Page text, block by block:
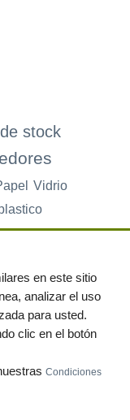
stock
Vidrio
-Política de privacidad|
|Preguntas frecuentes
en este sitio
analizar el uso
para usted.
clic en el botón
Condiciones